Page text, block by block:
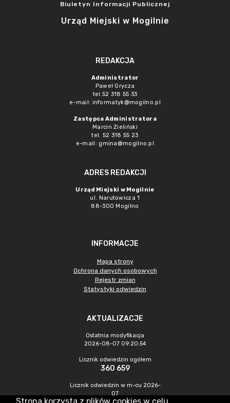
Biuletyn Informacji Publicznej
Urząd Miejski w Mogilnie
REDAKCJA
Administrator
Paweł Grycza
tel.52 318 55 33
e-mail: informatyk@mogilno.pl
Zastępca Administratora
Marcin Zieliński
tel. 52 318 55 23
e-mail: gmina@mogilno.pl
ADRES REDAKCJI
Urząd Miejski w Mogilnie
ul. Narutowicza 1
88-300 Mogilno
INFORMACJE
Mapa strony
Ochrona danych osobowych
Rejestr zmian
Statystyki odwiedzin
AKTUALIZACJE
Ostatnia modyfikacja
2026-08-07 09:20:54
Licznik odwiedzin ogółem
360 659
Licznik odwiedzin w m-cu 2026-
07